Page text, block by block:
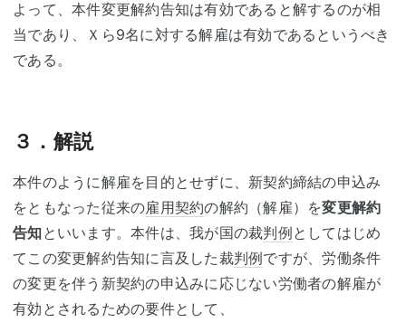
よって、本件変更解約告知は有効であると解するのが相
当であり、Ｘら9名に対する解雇は有効であるというべき
である。
３．解説
本件のように解雇を目的とせずに、新契約締結の申込み
をともなった従来の雇用契約の解約（解雇）を変更解約
告知といいます。本件は、我が国の裁判例としてはじめ
てこの変更解約告知に言及した裁判例ですが、労働条件
の変更を伴う新契約の申込みに応じない労働者の解雇が
有効とされるための要件として、